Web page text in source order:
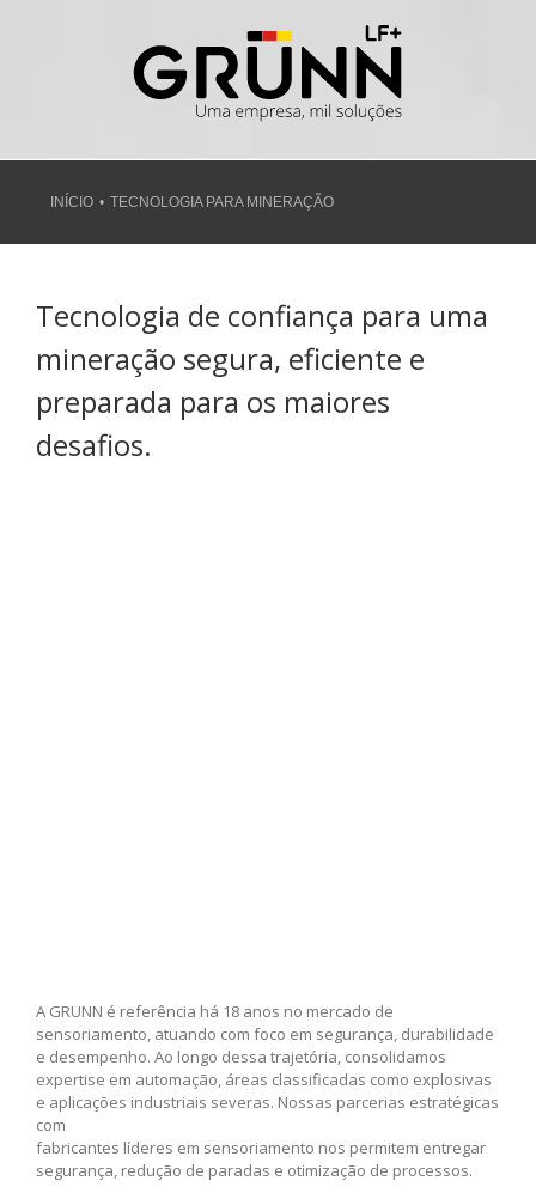
INÍCIO TECNOLOGIA PARA MINERAÇÃO
Tecnologia de confiança para uma
mineração segura, eficiente e
preparada para os maiores
desafios.
A GRUNN é referência há 18 anos no mercado de
sensoriamento, atuando com foco em segurança, durabilidade
e desempenho. Ao longo dessa trajetória, consolidamos
expertise em automação, áreas classificadas como explosivas
e aplicações industriais severas. Nossas parcerias estratégicas
com
fabricantes líderes em sensoriamento nos permitem entregar
segurança, redução de paradas e otimização de processos.